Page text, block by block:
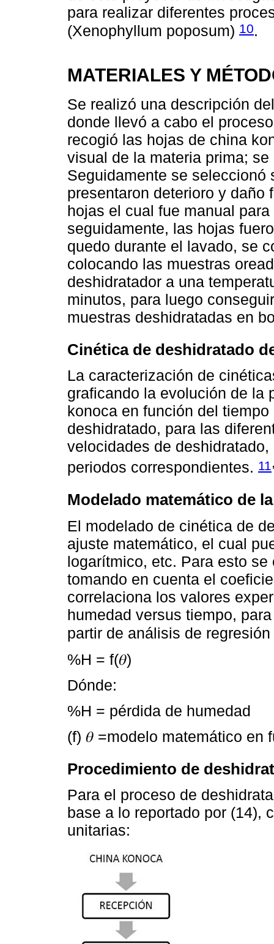
para realizar diferentes
(Xenophyllum poposum) 10.
MATERIALES Y
Se realizó una descripción
donde llevó a cabo el
recogió las hojas de china
visual de la materia prima;
Seguidamente se seleccionó
presentaron deterioro y
hojas el cual fue manual
seguidamente, las hojas
quedo durante el lavado, se
colocando las muestras
deshidratador a una
minutos, para luego
muestras deshidratadas en
Cinética de deshidratado
La caracterización de
graficando la evolución de la
konoca en función del
deshidratado, para las
velocidades de
periodos correspondientes. 11
Modelado matemático de
El modelado de cinética de
ajuste matemático, el cual
logarítmico, etc. Para esto
tomando en cuenta el
correlaciona los valores
humedad versus tiempo,
partir de análisis de regresión
%Η = f(𝜃)
Dónde:
%H = pérdida de humedad
(f) 𝜃 =modelo matemático en
Procedimiento de
Para el proceso de
base a lo reportado por (14),
unitarias: